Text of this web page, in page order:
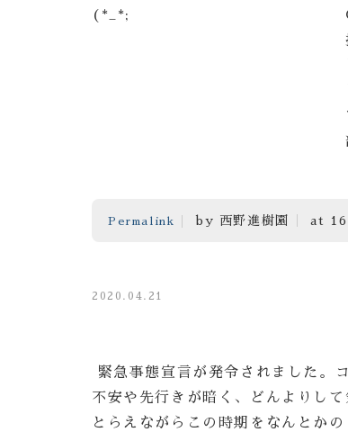
(*_*;
Permalink by 西野進樹園 at
2020.04.21
緊急事態宣言が発令されました。
不安や先行きが暗く、どんよりし
とらえながらこの時期をなんとか